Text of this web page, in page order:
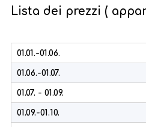
Lista dei prezzi (
01.01.-01.06.
01.06.-01.07.
01.07. - 01.09.
01.09.-01.10.